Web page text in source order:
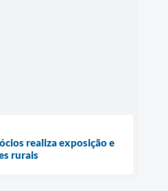
realiza exposição e
rurais